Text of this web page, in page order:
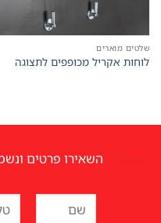
שלטים מוארים
לוחות אקריל מכופפים לתצוגה
השאירו פרטים